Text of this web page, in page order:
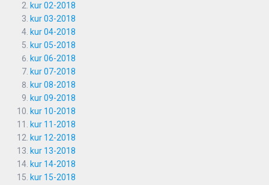
kur 02-2018
kur 03-2018
kur 04-2018
kur 05-2018
kur 06-2018
kur 07-2018
kur 08-2018
kur 09-2018
kur 10-2018
kur 11-2018
kur 12-2018
kur 13-2018
kur 14-2018
kur 15-2018